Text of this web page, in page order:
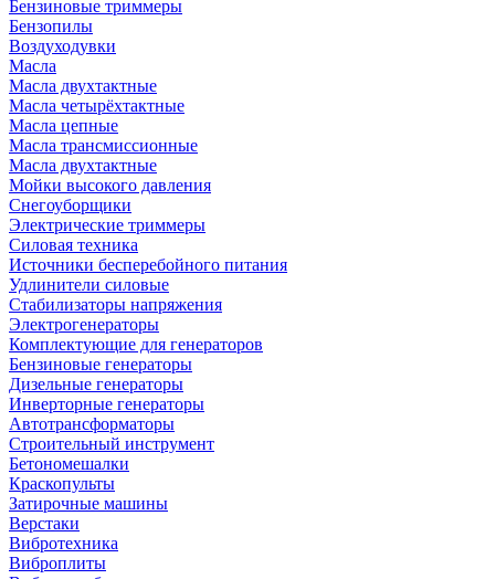
Бензиновые триммеры
Бензопилы
Воздуходувки
Масла
Масла двухтактные
Масла четырёхтактные
Масла цепные
Масла трансмиссионные
Масла двухтактные
Мойки высокого давления
Снегоуборщики
Электрические триммеры
Силовая техника
Источники бесперебойного питания
Удлинители силовые
Стабилизаторы напряжения
Электрогенераторы
Комплектующие для генераторов
Бензиновые генераторы
Дизельные генераторы
Инверторные генераторы
Автотрансформаторы
Строительный инструмент
Бетономешалки
Краскопульты
Затирочные машины
Верстаки
Вибротехника
Виброплиты